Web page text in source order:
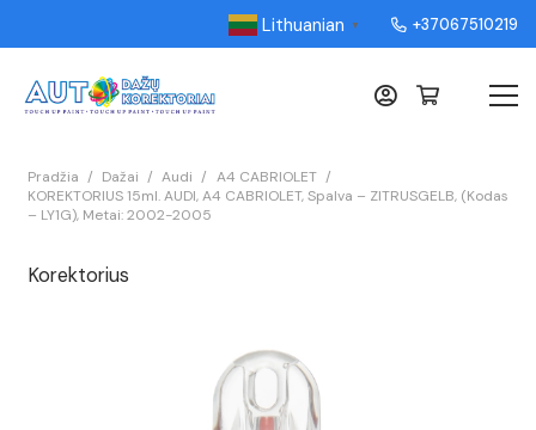
Lithuanian ▼ +37067510219
Pradžia / Dažai / Audi / A4 CABRIOLET /
KOREKTORIUS 15ml. AUDI, A4 CABRIOLET, Spalva – ZITRUSGELB, (Kodas
– LY1G), Metai: 2002-2005
Korektorius